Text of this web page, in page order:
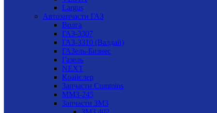
Largus
Автозапчасти ГАЗ
Волга
ГАЗ-3307
ГАЗ-3310 (Валдай)
ГАЗель-Бизнес
Газель
NEXT
Крайслер
Запчасти Cummins
ММЗ-245
Запчасти ЗМЗ